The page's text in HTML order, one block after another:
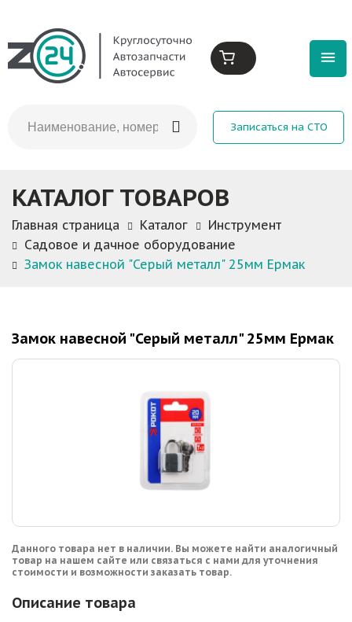
Записаться на СТО
КАТАЛОГ ТОВАРОВ
Главная страница Каталог
Инструмент
Садовое и дачное оборудование
Замок навесной "Серый металл" 25мм Ермак
Замок навесной "Серый металл" 25мм Ермак
Данного товара нет в наличии. Вы можете найти аналогичный
товар на нашем сайте или связаться с нами для уточнения
стоимости и возможности заказать товар.
Описание товара